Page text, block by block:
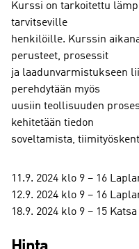
Kurssi on tarkoitettu
tarvitseville
henkilöille. Kurssin
perusteet, prosessit
ja laadunvarmistukseen
perehdytään myös
uusiin teollisuuden
kehitetään tiedon
soveltamista,
11.9. 2024 klo 9 – 16
12.9. 2024 klo 9 – 16
18.9. 2024 klo 9 – 15 Katsa